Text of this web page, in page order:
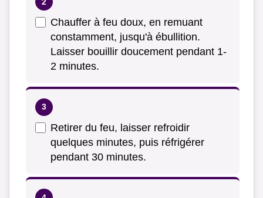
Chauffer à feu doux, en remuant
constamment, jusqu'à ébullition.
Laisser bouillir doucement pendant 1-
2 minutes.
Retirer du feu, laisser refroidir
quelques minutes, puis réfrigérer
pendant 30 minutes.